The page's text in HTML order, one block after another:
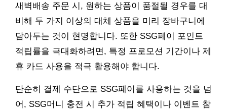
새벽배송 주문 시, 원하는 상품이 품절될 경우를 대
비해 두 가지 이상의 대체 상품을 미리 장바구니에
담아두는 것이 현명합니다. 또한 SSG페이 포인트
적립률을 극대화하려면, 특정 프로모션 기간이나 제
휴 카드 사용을 적극 활용해야 합니다.
단순히 결제 수단으로 SSG페이를 사용하는 것을 넘
어, SSG머니 충전 시 추가 적립 혜택이나 이벤트 참